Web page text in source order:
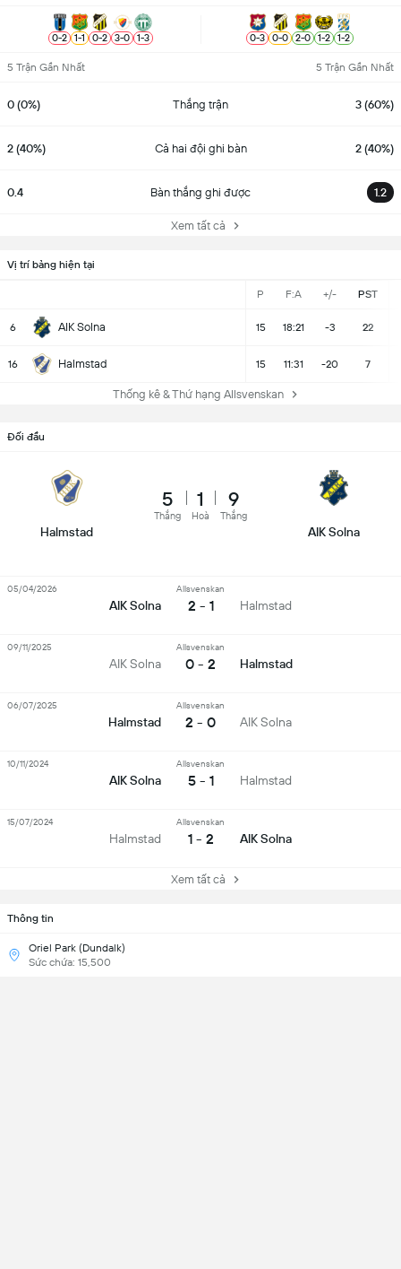
0-2 1-1 0-2 3-0 1-3 0-3 0-0 2-0 1-2 1-2
5 Trận Gần Nhất 5 Trận Gần Nhất
0 (0%) Thắng trận 3 (60%)
2 (40%) Cả hai đội ghi bàn 2 (40%)
0.4 Bàn thắng ghi được 1.2
Xem tất cả
Vị trí bảng hiện tại
P F:A +/- PST
6 AIK Solna 15 18:21 -3 22
16 Halmstad 15 11:31 -20 7
Thống kê & Thứ hạng Allsvenskan
Thông tin
Oriel Park (Dundalk)
Sức chứa: 15,500
Đối đầu
Halmstad
5
Thắng
1
Hoà
9
Thắng
AIK Solna
AIK Solna
Allsvenskan
2 - 1 Halmstad
05/04/2026
AIK Solna
Allsvenskan
0 - 2 Halmstad
09/11/2025
Halmstad
Allsvenskan
2 - 0 AIK Solna
06/07/2025
AIK Solna
Allsvenskan
5 - 1 Halmstad
10/11/2024
Halmstad
Allsvenskan
1 - 2 AIK Solna
15/07/2024
Xem tất cả